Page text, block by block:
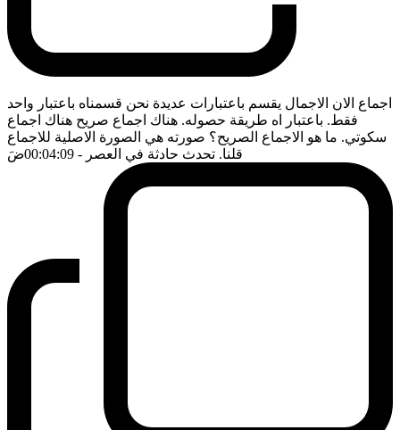
اجماع الان الاجمال يقسم باعتبارات عديدة نحن قسمناه باعتبار واحد
فقط. باعتبار اه طريقة حصوله. هناك اجماع صريح هناك اجماع
سكوتي. ما هو الاجماع الصريح؟ صورته هي الصورة الاصلية للاجماع
قلنا. تحدث حادثة في العصر - 00:04:09 ضَ